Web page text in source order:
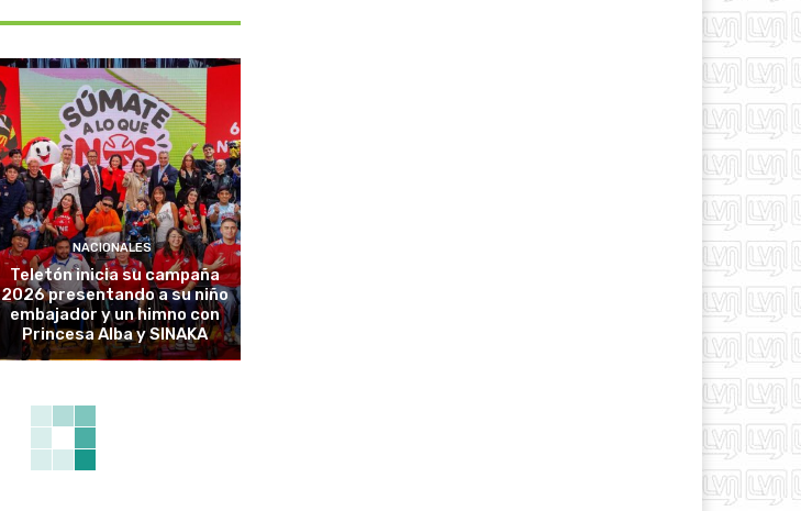
NACIONALES
Teletón inicia su campaña
2026 presentando a su niño
embajador y un himno con
Princesa Alba y SINAKA